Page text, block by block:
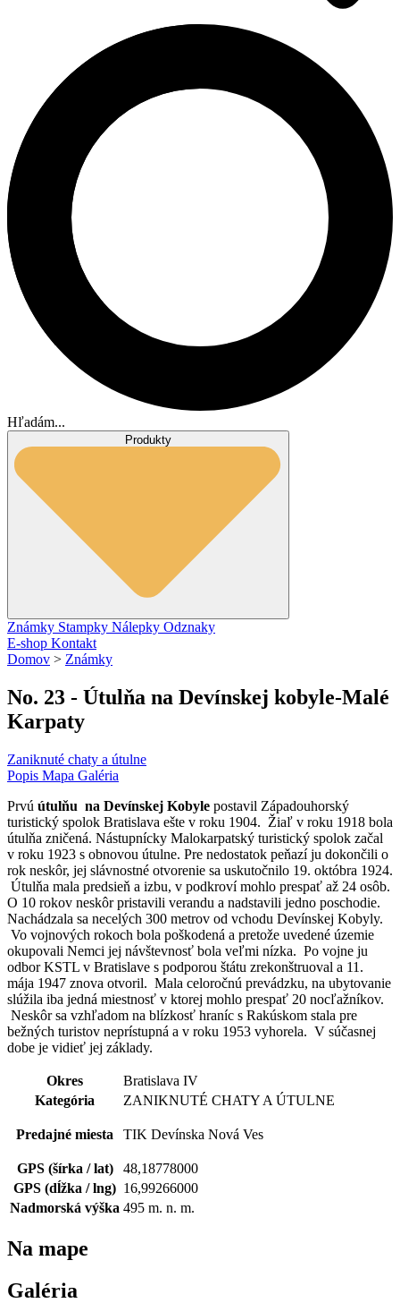
Hľadám...
Produkty
Známky Stampky Nálepky Odznaky
E-shop Kontakt
Domov > Známky
No. 23 - Útulňa na Devínskej kobyle-Malé
Karpaty
Zaniknuté chaty a útulne
Popis Mapa Galéria
Prvú útulňu na Devínskej Kobyle postavil Západouhorský
turistický spolok Bratislava ešte v roku 1904. Žiaľ v roku 1918 bola
útulňa zničená. Nástupnícky Malokarpatský turistický spolok začal
v roku 1923 s obnovou útulne. Pre nedostatok peňazí ju dokončili o
rok neskôr, jej slávnostné otvorenie sa uskutočnilo 19. októbra 1924.
Útulňa mala predsieň a izbu, v podkroví mohlo prespať až 24 osôb.
O 10 rokov neskôr pristavili verandu a nadstavili jedno poschodie.
Nachádzala sa necelých 300 metrov od vchodu Devínskej Kobyly.
Vo vojnových rokoch bola poškodená a pretože uvedené územie
okupovali Nemci jej návštevnosť bola veľmi nízka. Po vojne ju
odbor KSTL v Bratislave s podporou štátu zrekonštruoval a 11.
mája 1947 znova otvoril. Mala celoročnú prevádzku, na ubytovanie
slúžila iba jedná miestnosť v ktorej mohlo prespať 20 nocľažníkov.
Neskôr sa vzhľadom na blízkosť hraníc s Rakúskom stala pre
bežných turistov neprístupná a v roku 1953 vyhorela. V súčasnej
dobe je vidieť jej základy.
Okres
Bratislava IV
Kategória
ZANIKNUTÉ CHATY A ÚTULNE
Predajné miesta TIK Devínska Nová Ves
GPS (šírka / lat)
48,18778000
GPS (dĺžka / lng) 16,99266000
Nadmorská výška 495 m. n. m.
Na mape
Galéria